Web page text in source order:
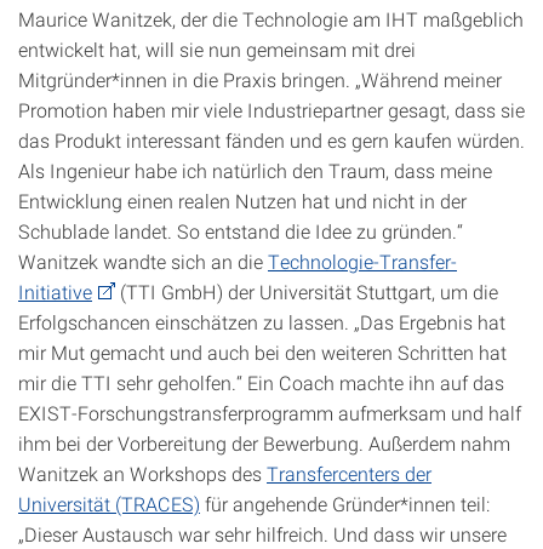
Maurice Wanitzek, der die Technologie am IHT maßgeblich
entwickelt hat, will sie nun gemeinsam mit drei
Mitgründer*innen in die Praxis bringen. „Während meiner
Promotion haben mir viele Industriepartner gesagt, dass sie
das Produkt interessant fänden und es gern kaufen würden.
Als Ingenieur habe ich natürlich den Traum, dass meine
Entwicklung einen realen Nutzen hat und nicht in der
Schublade landet. So entstand die Idee zu gründen.“
Wanitzek wandte sich an dieTechnologie-Transfer-
Initiative
(TTI GmbH) der Universität Stuttgart, um die
Erfolgschancen einschätzen zu lassen. „Das Ergebnis hat
mir Mut gemacht und auch bei den weiteren Schritten hat
mir die TTI sehr geholfen.“ Ein Coach machte ihn auf das
EXIST-Forschungstransferprogramm aufmerksam und half
ihm bei der Vorbereitung der Bewerbung. Außerdem nahm
Wanitzek an Workshops desTransfercenters der
Universität (TRACES) für angehende Gründer*innen teil:
„Dieser Austausch war sehr hilfreich. Und dass wir unsere